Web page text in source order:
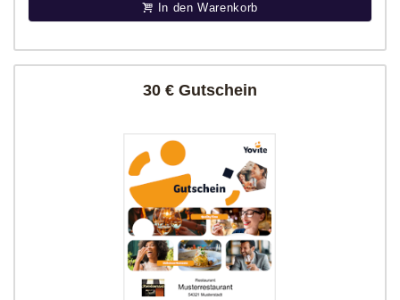
In den Warenkorb
30 € Gutschein